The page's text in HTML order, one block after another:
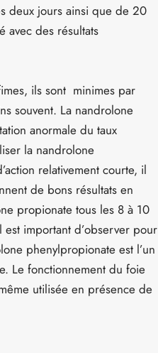
deux jours ainsi que de 20
avec des résultats
ils sont minimes par
souvent. La nandrolone
anormale du taux
la nandrolone
relativement courte, il
de bons résultats en
propionate tous les 8 à 10
important d’observer pour
phenylpropionate est l’un
Le fonctionnement du foie
utilisée en présence de